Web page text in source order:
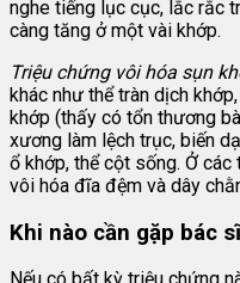
nghe tiếng lục cục, lắc rắc
càng tăng ở một vài khớp.
Triệu chứng vôi hóa sụn
khác như thể tràn dịch
khớp (thấy có tổn thương
xương làm lệch trục, biến
ổ khớp, thể cột sống. Ở
vôi hóa đĩa đệm và dây
Khi nào cần gặp bác